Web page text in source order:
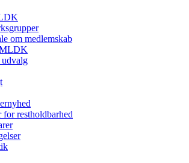
om medlemskab
udvalg
restholdbarhed